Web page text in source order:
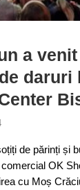
a
daruri
de părinți și
OK
cu Moș